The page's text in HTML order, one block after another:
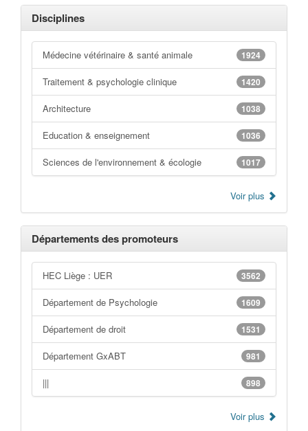
Disciplines
1924
Médecine vétérinaire & santé animale
1420
Traitement & psychologie clinique
1038
Architecture
1036
Education & enseignement
1017
Sciences de l'environnement & écologie
Voir plus
Départements des promoteurs
3562
HEC Liège : UER
1609
Département de Psychologie
1531
Département de droit
981
Département GxABT
898
|||
Voir plus